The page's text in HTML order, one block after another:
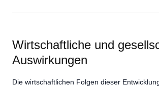
Wirtschaftliche und
Auswirkungen
Die wirtschaftlichen Folgen dieser